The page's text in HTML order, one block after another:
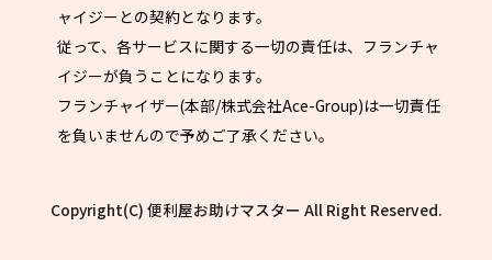
ャイジーとの契約となります。
従って、各サービスに関する一切の責任は、フランチャ
イジーが負うことになります。
フランチャイザー(本部/株式会社Ace-Group)は一切責任
を負いませんので予めご了承ください。
Copyright(C) 便利屋お助けマスター All Right Reserved.